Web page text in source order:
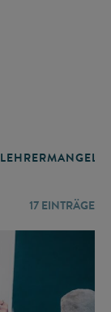
LEHRERMANGEL
17 EINTRÄGE